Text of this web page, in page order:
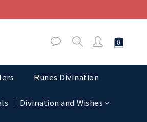
Runes Divination
│ Divination and Wishes